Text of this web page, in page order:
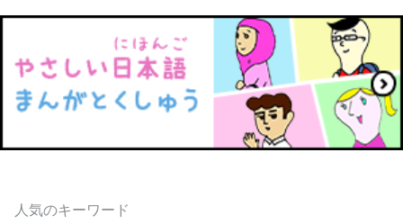
人気のキーワード